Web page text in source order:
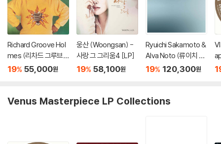
Richard Groove Hol
mes (리차드 그루브
홈스) - Six Million Doll
19% 55,000원
웅산 (Woongsan) -
사랑 그 그리움4 [LP]
19% 58,100원
Ryuichi Sakamoto &
Alva Noto (류이치 사
카모토 & 알바 노토) -
19% 120,300원
Venus Masterpiece LP Collections